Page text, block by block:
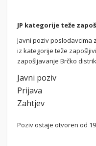
JP kategorije teže
Javni poziv
iz kategorije teže
zapošljavanje Brčko
Javni poziv
Prijava
Zahtjev
Poziv ostaje otvoren od